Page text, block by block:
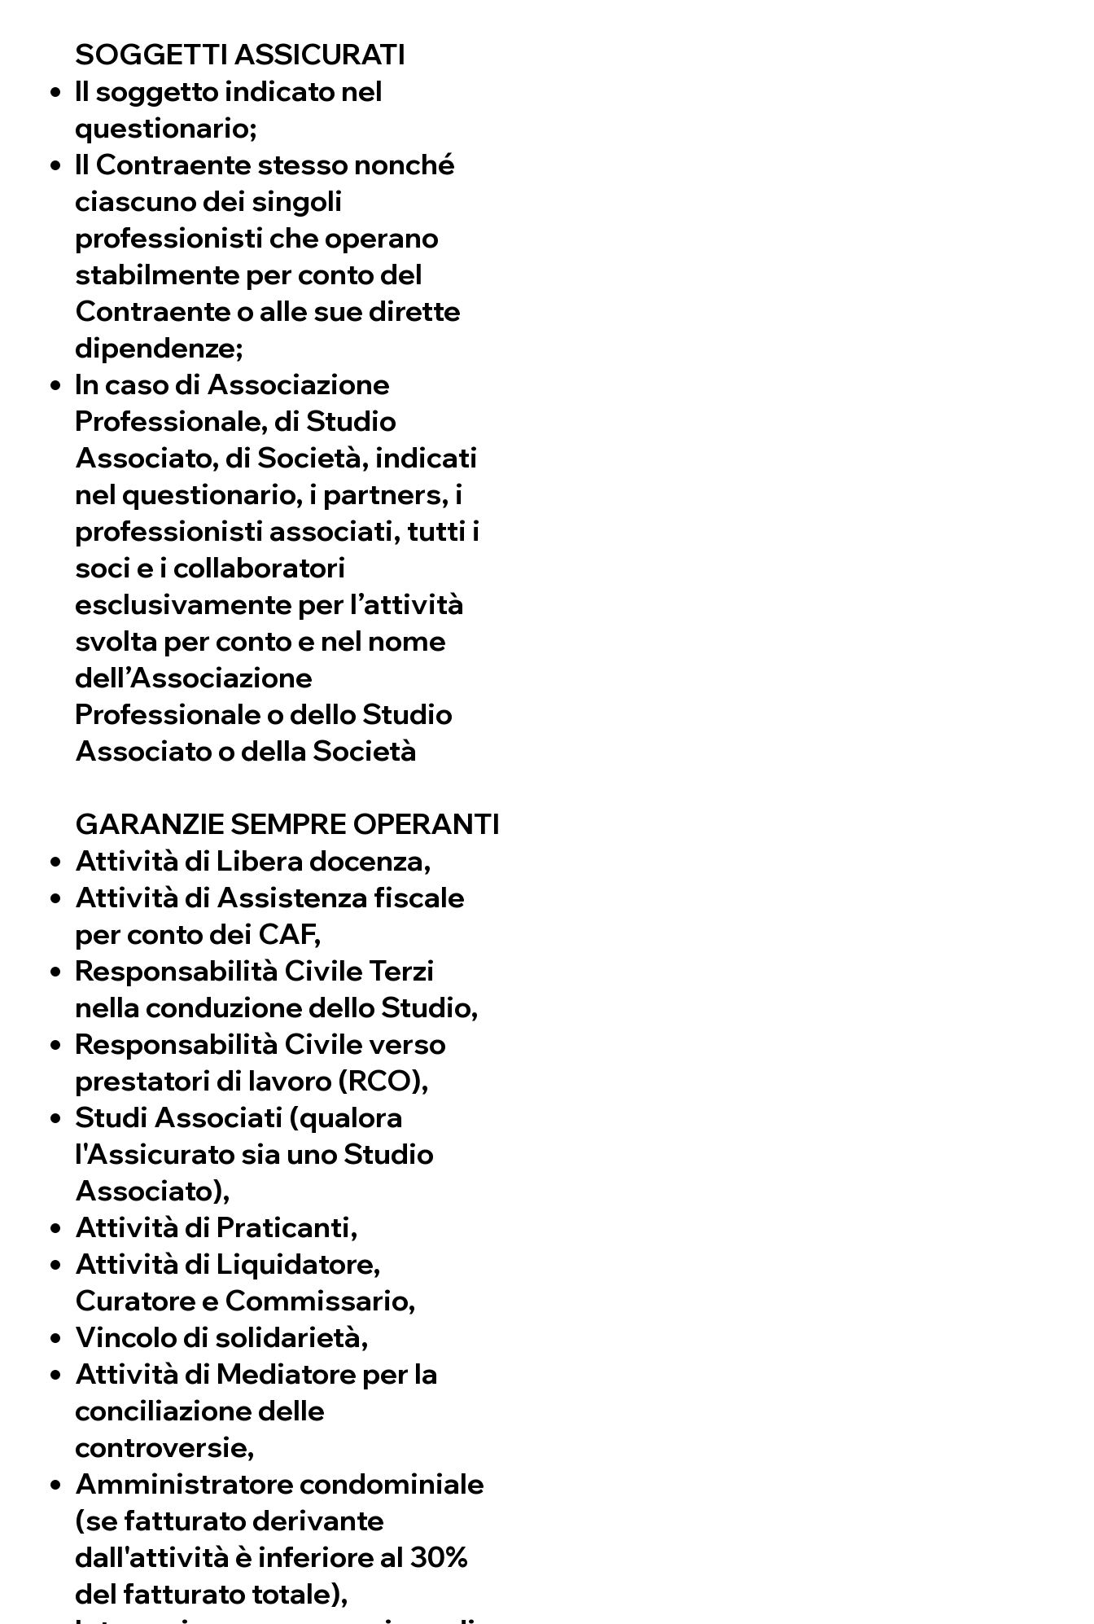
SOGGETTI ASSICURATI
Il soggetto indicato nel
questionario;
Il Contraente stesso nonché
ciascuno dei singoli
professionisti che operano
stabilmente per conto del
Contraente o alle sue dirette
dipendenze;
In caso di Associazione
Professionale, di Studio
Associato, di Società, indicati
nel questionario, i partners, i
professionisti associati, tutti i
soci e i collaboratori
esclusivamente per l’attività
svolta per conto e nel nome
dell’Associazione
Professionale o dello Studio
Associato o della Società
GARANZIE SEMPRE OPERANTI
Attività di Libera docenza,
​Attività di Assistenza fiscale
per conto dei CAF,
​Responsabilità Civile Terzi
nella conduzione dello Studio, ​
Responsabilità Civile verso
prestatori di lavoro (RCO),
Studi Associati (qualora
l'Assicurato sia uno Studio
Associato),
Attività di Praticanti,
Attività di Liquidatore,
Curatore e Commissario,
Vincolo di solidarietà,
Attività di Mediatore per la
conciliazione delle
controversie,
Amministratore condominiale
(se fatturato derivante
dall'attività è inferiore al 30%
del fatturato totale),